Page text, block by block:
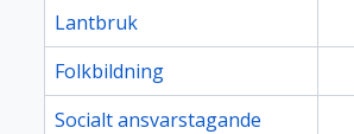
Lantbruk
Folkbildning
Socialt ansvarstagande